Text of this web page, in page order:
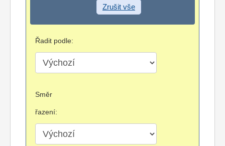
Zrušit vše
Řadit podle:
Směr
řazení: